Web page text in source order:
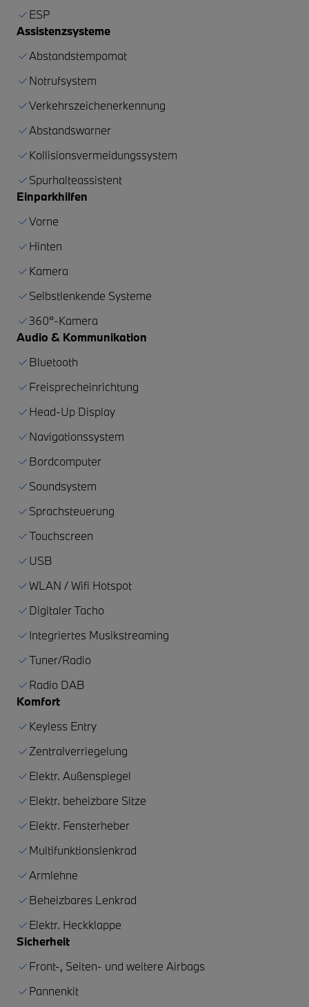
ESP
Assistenzsysteme
Abstandstempomat
Notrufsystem
Verkehrszeichenerkennung
Abstandswarner
Kollisionsvermeidungssystem
Spurhalteassistent
Einparkhilfen
Vorne
Hinten
Kamera
Selbstlenkende Systeme
360°-Kamera
Audio & Kommunikation
Bluetooth
Freisprecheinrichtung
Head-Up Display
Navigationssystem
Bordcomputer
Soundsystem
Sprachsteuerung
Touchscreen
USB
WLAN / Wifi Hotspot
Digitaler Tacho
Integriertes Musikstreaming
Tuner/Radio
Radio DAB
Komfort
Keyless Entry
Zentralverriegelung
Elektr. Außenspiegel
Elektr. beheizbare Sitze
Elektr. Fensterheber
Multifunktionslenkrad
Armlehne
Beheizbares Lenkrad
Elektr. Heckklappe
Sicherheit
Front-, Seiten- und weitere Airbags
Pannenkit